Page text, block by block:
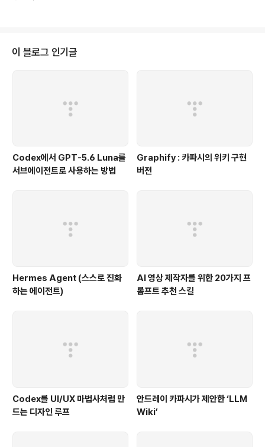
rt 에서 src/app.dart 호출# src/app.dart import 'pa
ckage:flutter/material.dart'; class App extends
이 블로그 인기글
Codex에서 GPT-5.6 Luna를
서브에이전트로 사용하는 방법
Graphify : 카파시의 위키 구현
버전
Hermes Agent (스스로 진화
하는 에이전트)
AI 영상 제작자를 위한 20가지 프
롬프트 추천 스킬
Codex를 UI/UX 마법사처럼 만
드는 디자인 루프
안드레이 카파시가 제안한 ‘LLM
Wiki’